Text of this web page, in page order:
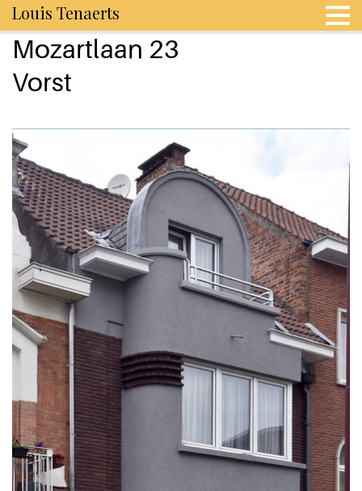
Louis Tenaerts
Mozartlaan 23
Vorst